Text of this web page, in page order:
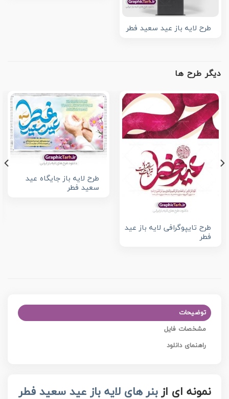
طرح لایه باز عید سعید فطر
دیگر طرح ها
طرح تایپوگرافی لایه باز عید
فطر
طرح لایه باز جایگاه عید
سعید فطر
توضیحات
مشخصات فایل
راهنمای دانلود
نمونه ای از بنر های لایه باز عید سعید فطر